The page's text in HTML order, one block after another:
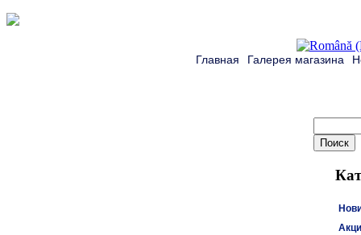
Главная Галерея магазина